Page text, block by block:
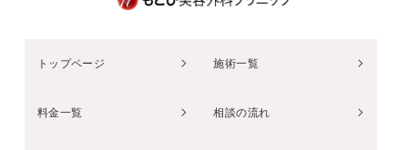
トップページ 施術一覧
料金一覧 相談の流れ